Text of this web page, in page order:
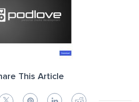
This Article